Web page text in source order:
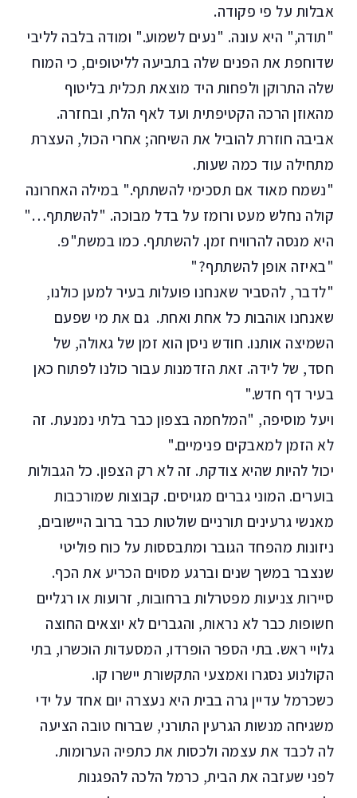
אבלות על פי פקודה.
"תודה," היא עונה. "נעים לשמוע." ומודה בלבה לליבי
שדוחפת את הפנים שלה בתביעה לליטופים, כי המוח
שלה התרוקן ולפחות היד מוצאת תכלית בליטוף
מהאוזן הרכה הקטיפתית ועד לאף הלח, ובחזרה.
אביבה חוזרת להוביל את השיחה; אחרי הכול, העצרת
מתחילה עוד כמה שעות.
"נשמח מאוד אם תסכימי להשתתף." במילה האחרונה
קולה נחלש מעט ורומז על בדל מבוכה. "להשתתף…"
היא מנסה להרוויח זמן. להשתתף. כמו במשת"פ.
"באיזה אופן להשתתף?"
"לדבר, להסביר שאנחנו פועלות בעיר למען כולנו,
שאנחנו אוהבות כל אחת ואחת. גם את מי שפעם
השמיצה אותנו. חודש ניסן הוא זמן של גאולה, של
חסד, של לידה. זאת הזדמנות עבור כולנו לפתוח כאן
בעיר דף חדש."
ויעל מוסיפה, "המלחמה בצפון כבר בלתי נמנעת. זה
לא הזמן למאבקים פנימיים."
יכול להיות שהיא צודקת. זה לא רק הצפון. כל הגבולות
בוערים. המוני גברים מגויסים. קבוצות שמורכבות
מאנשי גרעינים תורניים שולטות כבר ברוב היישובים,
ניזונות מהפחד הגובר ומתבססות על כוח פוליטי
שנצבר במשך שנים וברגע מסוים הכריע את הכף.
סיירות צניעות מפטרלות ברחובות, זרועות או רגליים
חשופות כבר לא נראות, והגברים לא יוצאים החוצה
גלויי ראש. בתי הספר הופרדו, המסעדות הוכשרו, בתי
הקולנוע נסגרו ואמצעי התקשורת יישרו קו.
כשכרמל עדיין גרה בבית היא נעצרה יום אחד על ידי
משגיחה מנשות הגרעין התורני, שברוח טובה הציעה
לה לכבד את עצמה ולכסות את כתפיה הערומות.
לפני שעזבה את הבית, כרמל הלכה להפגנות